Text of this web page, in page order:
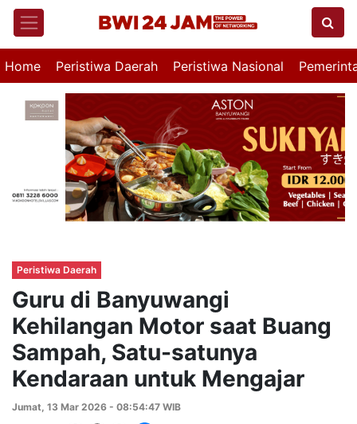
Home Peristiwa Daerah Peristiwa Nasional
Peristiwa Daerah
Guru di Banyuwangi
Kehilangan Motor saat Buang
Sampah, Satu-satunya
Kendaraan untuk Mengajar
Jumat, 13 Mar 2026 - 08:54:47 WIB